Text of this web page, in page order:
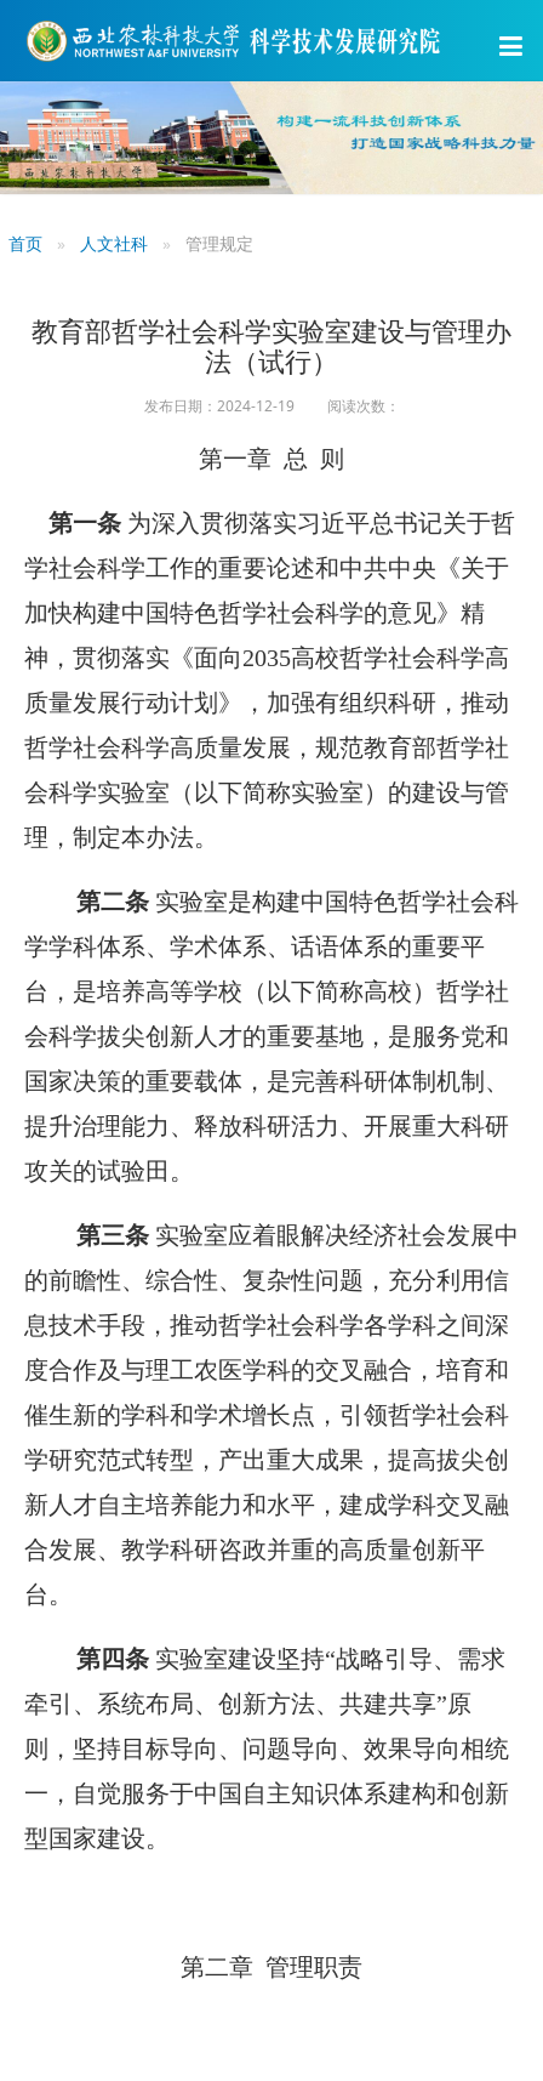
首页 人文社科 管理规定
教育部哲学社会科学实验室建设与管理办
法（试行）
发布日期：2024-12-19 阅读次数：
第一章 总 则
第一条 为深入贯彻落实习近平总书记关于哲
学社会科学工作的重要论述和中共中央《关于
加快构建中国特色哲学社会科学的意见》精
神，贯彻落实《面向2035高校哲学社会科学高
质量发展行动计划》，加强有组织科研，推动
哲学社会科学高质量发展，规范教育部哲学社
会科学实验室（以下简称实验室）的建设与管
理，制定本办法。
第二条 实验室是构建中国特色哲学社会科
学学科体系、学术体系、话语体系的重要平
台，是培养高等学校（以下简称高校）哲学社
会科学拔尖创新人才的重要基地，是服务党和
国家决策的重要载体，是完善科研体制机制、
提升治理能力、释放科研活力、开展重大科研
攻关的试验田。
第三条 实验室应着眼解决经济社会发展中
的前瞻性、综合性、复杂性问题，充分利用信
息技术手段，推动哲学社会科学各学科之间深
度合作及与理工农医学科的交叉融合，培育和
催生新的学科和学术增长点，引领哲学社会科
学研究范式转型，产出重大成果，提高拔尖创
新人才自主培养能力和水平，建成学科交叉融
合发展、教学科研咨政并重的高质量创新平
台。
第四条 实验室建设坚持“战略引导、需求
牵引、系统布局、创新方法、共建共享”原
则，坚持目标导向、问题导向、效果导向相统
一，自觉服务于中国自主知识体系建构和创新
型国家建设。
第二章 管理职责